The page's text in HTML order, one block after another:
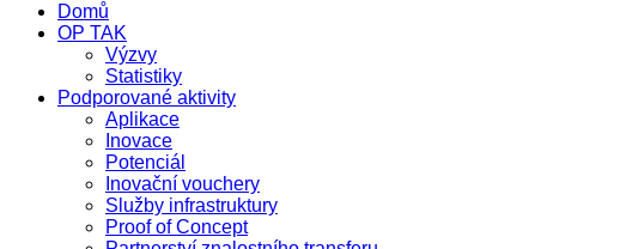
Domů
OP TAK
Výzvy
Statistiky
Podporované aktivity
Aplikace
Inovace
Potenciál
Inovační vouchery
Služby infrastruktury
Proof of Concept